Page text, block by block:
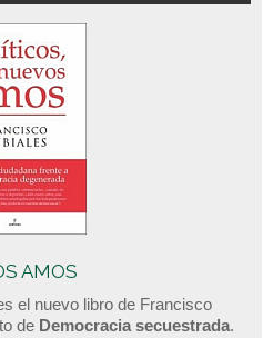
AMOS
el nuevo libro de Francisco
de Democracia secuestrada.